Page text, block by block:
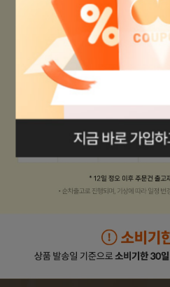
로그인페이지로